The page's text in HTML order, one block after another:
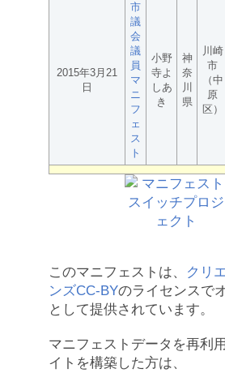
2015年3月21
日
市
議
会
議
員
マ
ニ
フ
ェ
ス
ト
小野
寺よ
しあ
き
神
奈
川
県
川崎
市
（中
原
区）
このマニフェストは、
クリ
ンズCC-BYのライセンスで
として提供されています。
マニフェストデータを再利
イトを構築した方は、